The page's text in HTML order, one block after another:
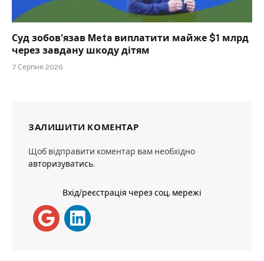
Суд зобов’язав Meta виплатити майже $1 млрд
через завдану шкоду дітям
7 Серпня 2026
ЗАЛИШИТИ КОМЕНТАР
Щоб відправити коментар вам необхідно
авторизуватись.
Вхід/реєстрація через соц. мережі